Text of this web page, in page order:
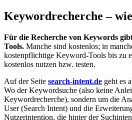
Keywordrecherche –
Für die Recherche von Keywords
Tools. Manche sind kostenlos; in
kostenpflichtige Keyword-Tools bis zu
kostenlos nutzen bzw. testen.
Auf der Seite search-intent.de geht es
Wo der Keywordsuche (also keine
Keywordrecherche), sondern um die
User (Search Intent) und die
Nutzerintention, die hinter der